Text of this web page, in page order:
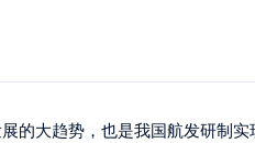
的大趋势，也是我国航发研制